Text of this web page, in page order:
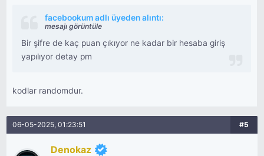
facebookum adlı üyeden alıntı:
mesajı görüntüle
Bir şifre de kaç puan çıkıyor ne kadar bir hesaba giriş
yapılıyor detay pm
kodlar randomdur.
06-05-2025, 01:23:51 #5
Denokaz